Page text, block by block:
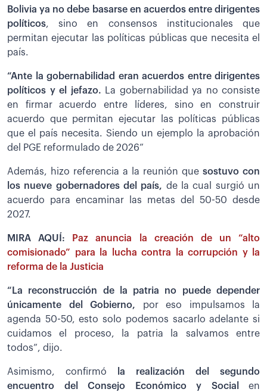
Bolivia ya no debe basarse en acuerdos entre dirigentes
políticos, sino en consensos institucionales que
permitan ejecutar las políticas públicas que necesita el
país.
“Ante la gobernabilidad eran acuerdos entre dirigentes
políticos y el jefazo. La gobernabilidad ya no consiste
en firmar acuerdo entre líderes, sino en construir
acuerdo que permitan ejecutar las políticas públicas
que el país necesita. Siendo un ejemplo la aprobación
del PGE reformulado de 2026”
Además, hizo referencia a la reunión que sostuvo con
los nueve gobernadores del país, de la cual surgió un
acuerdo para encaminar las metas del 50-50 desde
2027.
MIRA AQUÍ:
Paz anuncia la creación de un “alto
comisionado” para la lucha contra la corrupción y la
reforma de la Justicia
“La reconstrucción de la patria no puede depender
únicamente del Gobierno, por eso impulsamos la
agenda 50-50, esto solo podemos sacarlo adelante si
cuidamos el proceso, la patria la salvamos entre
todos”, dijo.
Asimismo, confirmó la realización del segundo
encuentro del Consejo Económico y Social en